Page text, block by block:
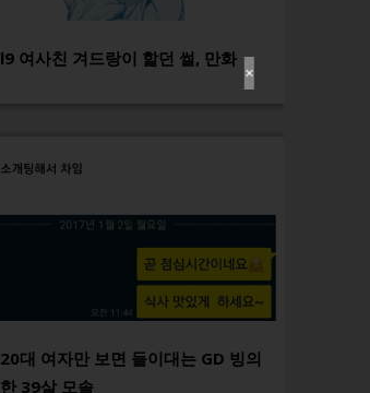
✕
l9 여사친 겨드랑이 핥던 썰, 만화
20대 여자만 보면 들이대는 GD 빙의
한 39살 모솔